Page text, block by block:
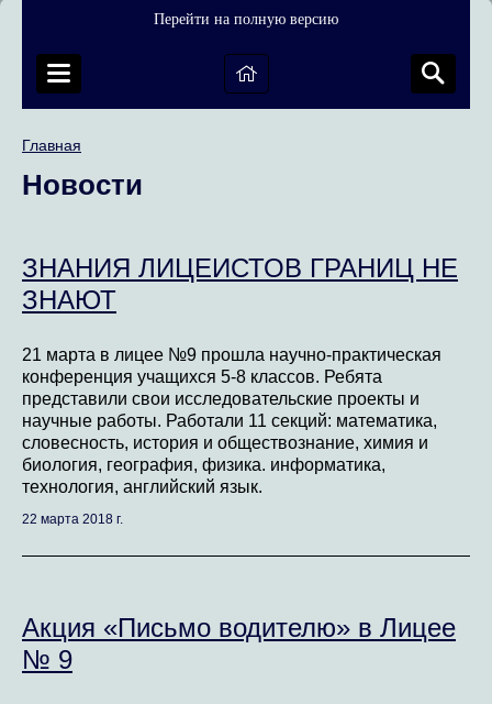
Перейти на полную версию
Главная
Новости
ЗНАНИЯ ЛИЦЕИСТОВ ГРАНИЦ НЕ
ЗНАЮТ
21 марта в лицее №9 прошла научно-практическая
конференция учащихся 5-8 классов. Ребята
представили свои исследовательские проекты и
научные работы. Работали 11 секций: математика,
словесность, история и обществознание, химия и
биология, география, физика. информатика,
технология, английский язык.
22 марта 2018 г.
Акция «Письмо водителю» в Лицее
№ 9